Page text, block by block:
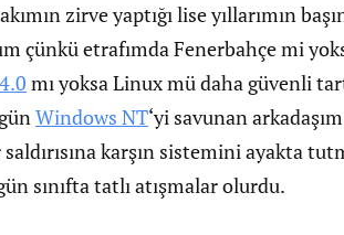
zirve yaptığı lise yıllarımın
çünkü etrafımda Fenerbahçe mi
mı yoksa Linux mü daha güvenli
Windows NT‘yi savunan
karşın sistemini ayakta
sınıfta tatlı atışmalar olurdu.